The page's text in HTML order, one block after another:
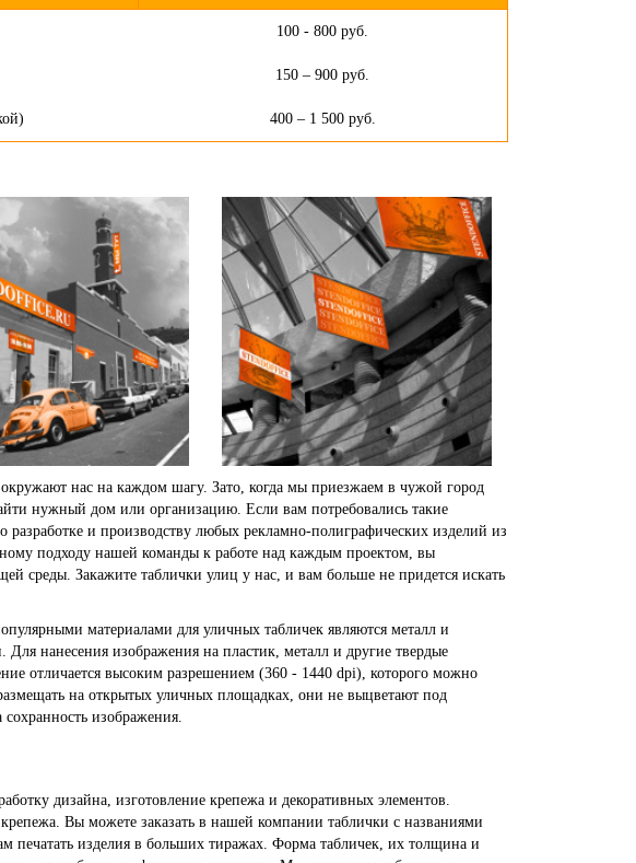
100 - 800 руб.
150 – 900 руб.
400 – 1 500 руб.
нас на каждом шагу. Зато, когда мы приезжаем в чужой город
нужный дом или организацию. Если вам потребовались такие
и производству любых рекламно-полиграфических изделий из
подходу нашей команды к работе над каждым проектом, вы
среды. Закажите таблички улиц у нас, и вам больше не придется искать
материалами для уличных табличек являются металл и
нанесения изображения на пластик, металл и другие твердые
отличается высоким разрешением (360 - 1440 dpi), которого можно
на открытых уличных площадках, они не выцветают под
изображения.
дизайна, изготовление крепежа и декоративных элементов.
Вы можете заказать в нашей компании таблички с названиями
печатать изделия в больших тиражах. Форма табличек, их толщина и